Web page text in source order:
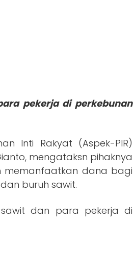
pekerja di perkebunan
Inti Rakyat (Aspek-PIR)
mengataksn pihaknya
memanfaatkan dana bagi
buruh sawit.
dan para pekerja di